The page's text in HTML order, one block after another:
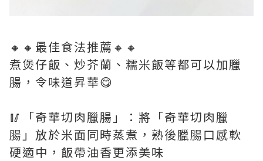
🔸🔸最佳食法推薦🔸🔸
煮煲仔飯、炒芥蘭、糯米飯等都可以加臘
腸，令味道昇華😋
🥢「奇華切肉臘腸」：將「奇華切肉臘
腸」放於米面同時蒸煮，熟後臘腸口感軟
硬適中，飯帶油香更添美味